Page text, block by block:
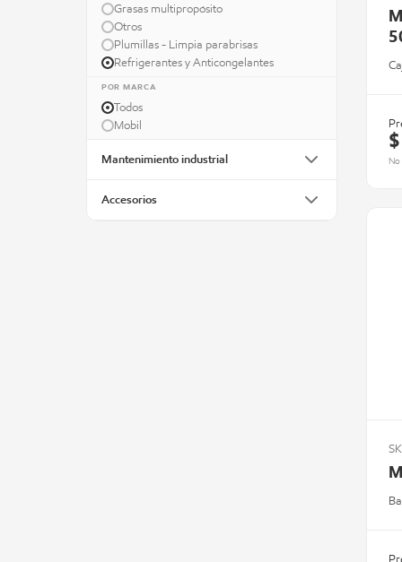
Grasas multipropósito
Otros
Plumillas - Limpia parabrisas
Refrigerantes y Anticongelantes
POR MARCA
Todos
Mobil
Mantenimiento industrial
Accesorios
No